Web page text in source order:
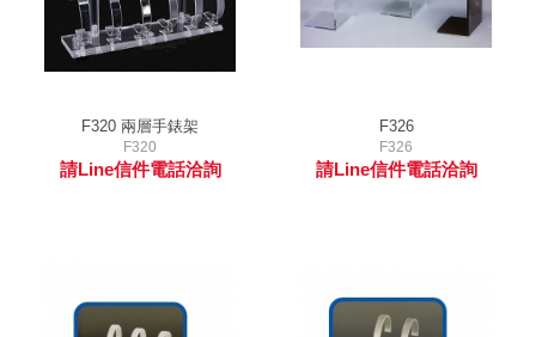
F320 兩層手錶架
F320
請Line信件電話洽詢
F326
F326
請Line信件電話洽詢